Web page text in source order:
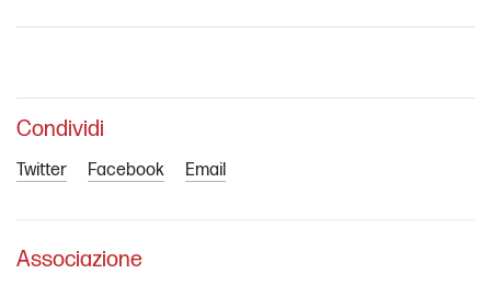
Condividi
Twitter Facebook Email
Associazione